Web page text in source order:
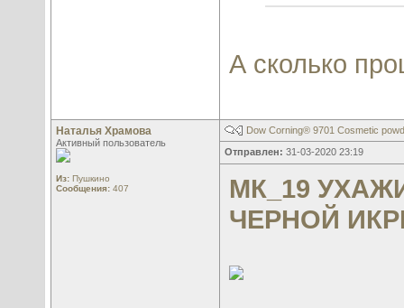
А сколько
Наталья Храмова
Активный пользователь
Из: Пушкино
Сообщения: 407
Dow Corning® 9701 Cosmetic
Отправлен: 31-03-2020 23:19
МК_19
ЧЕРНОЙ